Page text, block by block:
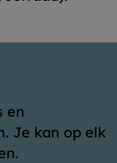
en
Je kan op elk